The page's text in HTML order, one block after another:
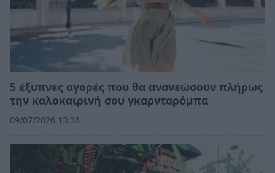
5 έξυπνες αγορές που θα ανανεώσουν πλήρως
την καλοκαιρινή σου γκαρνταρόμπα
09/07/2026 13:36